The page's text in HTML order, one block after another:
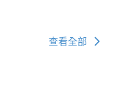
查看全部